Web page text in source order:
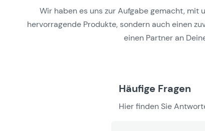
Wir haben es uns zur Aufgabe gemacht, mit
hervorragende Produkte, sondern auch einen
einen Partner an
Häufige Fragen
Hier finden Sie